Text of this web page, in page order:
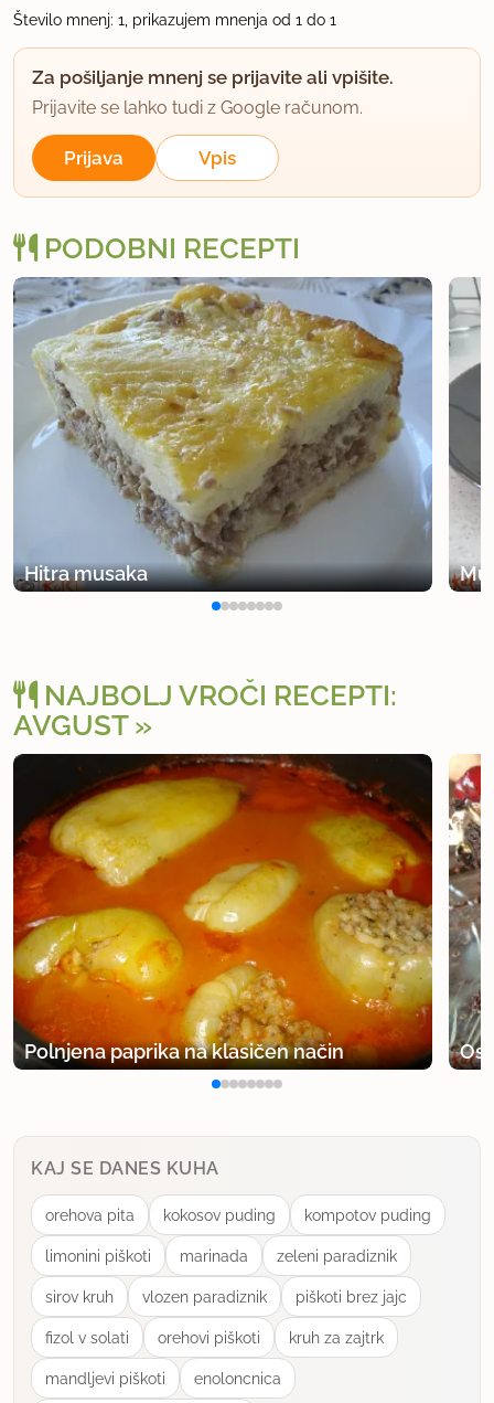
Število mnenj: 1, prikazujem mnenja od 1 do 1
Za pošiljanje mnenj se prijavite ali vpišite.
Prijavite se lahko tudi z Google računom.
Prijava Vpis
PODOBNI RECEPTI
Hitra musaka
NAJBOLJ VROČI RECEPTI:
AVGUST
Polnjena paprika na klasičen način
KAJ SE DANES KUHA
orehova pita kokosov puding kompotov puding
limonini piškoti marinada zeleni paradiznik
sirov kruh vlozen paradiznik piškoti brez jajc
fizol v solati orehovi piškoti kruh za zajtrk
mandljevi piškoti enoloncnica